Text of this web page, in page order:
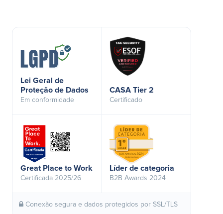
Lei Geral de
Proteção de Dados
Em conformidade
CASA Tier 2
Certificado
Great Place to Work
Certificada 2025/26
Líder de categoria
B2B Awards 2024
Conexão segura e dados protegidos por SSL/TLS